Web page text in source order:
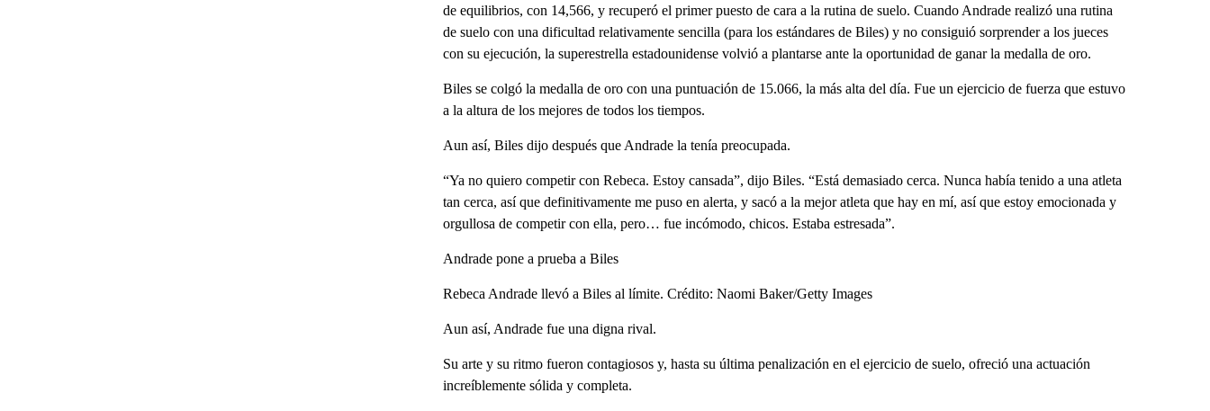
de equilibrios, con 14,566, y recuperó el primer puesto de cara a la rutina de suelo. Cuando Andrade realizó una rutina
de suelo con una dificultad relativamente sencilla (para los estándares de Biles) y no consiguió sorprender a los jueces
con su ejecución, la superestrella estadounidense volvió a plantarse ante la oportunidad de ganar la medalla de oro.
Biles se colgó la medalla de oro con una puntuación de 15.066, la más alta del día. Fue un ejercicio de fuerza que estuvo
a la altura de los mejores de todos los tiempos.
Aun así, Biles dijo después que Andrade la tenía preocupada.
“Ya no quiero competir con Rebeca. Estoy cansada”, dijo Biles. “Está demasiado cerca. Nunca había tenido a una atleta
tan cerca, así que definitivamente me puso en alerta, y sacó a la mejor atleta que hay en mí, así que estoy emocionada y
orgullosa de competir con ella, pero… fue incómodo, chicos. Estaba estresada”.
Andrade pone a prueba a Biles
Rebeca Andrade llevó a Biles al límite. Crédito: Naomi Baker/Getty Images
Aun así, Andrade fue una digna rival.
Su arte y su ritmo fueron contagiosos y, hasta su última penalización en el ejercicio de suelo, ofreció una actuación
increíblemente sólida y completa.